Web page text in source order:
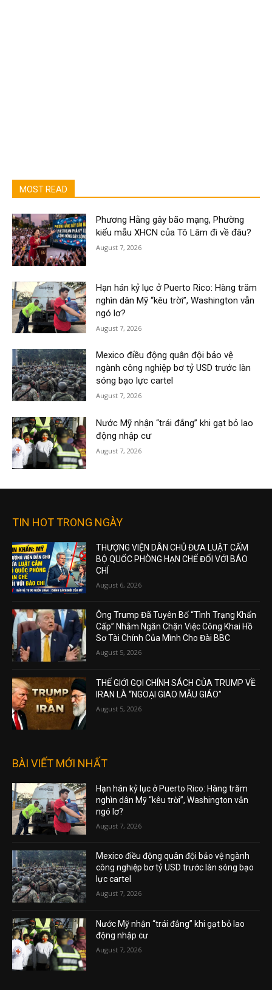
MOST READ
Phương Hằng gây bão mạng, Phường
kiểu mẫu XHCN của Tô Lâm đi về đâu?
August 7, 2026
Hạn hán kỷ lục ở Puerto Rico: Hàng trăm
nghìn dân Mỹ “kêu trời”, Washington vẫn
ngó lơ?
August 7, 2026
Mexico điều động quân đội bảo vệ
ngành công nghiệp bơ tỷ USD trước làn
sóng bạo lực cartel
August 7, 2026
Nước Mỹ nhận “trái đắng” khi gạt bỏ lao
động nhập cư
August 7, 2026
TIN HOT TRONG NGÀY
THƯỢNG VIỆN DÂN CHỦ ĐƯA LUẬT CẤM
BỘ QUỐC PHÒNG HẠN CHẾ ĐỐI VỚI BÁO
CHÍ
August 6, 2026
Ông Trump Đã Tuyên Bố “Tình Trạng Khẩn
Cấp” Nhằm Ngăn Chặn Việc Công Khai Hồ
Sơ Tài Chính Của Mình Cho Đài BBC
August 5, 2026
THẾ GIỚI GỌI CHÍNH SÁCH CỦA TRUMP VỀ
IRAN LÀ “NGOẠI GIAO MẪU GIÁO”
August 5, 2026
BÀI VIẾT MỚI NHẤT
Hạn hán kỷ lục ở Puerto Rico: Hàng trăm
nghìn dân Mỹ “kêu trời”, Washington vẫn
ngó lơ?
August 7, 2026
Mexico điều động quân đội bảo vệ ngành
công nghiệp bơ tỷ USD trước làn sóng bạo
lực cartel
August 7, 2026
Nước Mỹ nhận “trái đắng” khi gạt bỏ lao
động nhập cư
August 7, 2026